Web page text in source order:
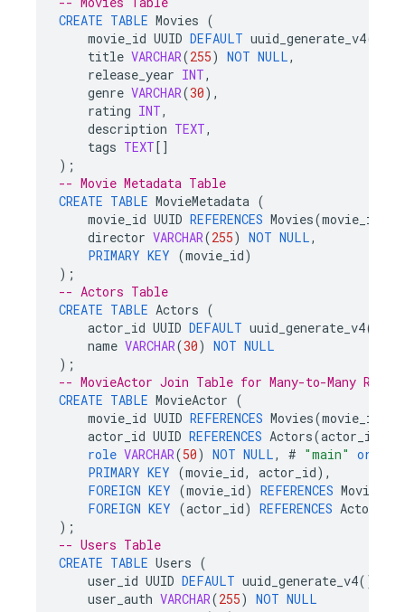
CREATE TABLE Movies (
movie_id UUID DEFAULT uuid_generate_v4()
title VARCHAR(255) NOT NULL,
release_year INT,
genre VARCHAR(30),
rating INT,
description TEXT,
tags TEXT[]
);
-- Movie Metadata Table
CREATE TABLE MovieMetadata (
movie_id UUID REFERENCES Movies(movie_id
director VARCHAR(255) NOT NULL,
PRIMARY KEY (movie_id)
);
-- Actors Table
CREATE TABLE Actors (
actor_id UUID DEFAULT uuid_generate_v4()
name VARCHAR(30) NOT NULL
);
-- MovieActor Join Table for Many-to-Many
CREATE TABLE MovieActor (
movie_id UUID REFERENCES Movies(movie_id
actor_id UUID REFERENCES Actors(actor_id
role VARCHAR(50) NOT NULL, # "main" or
PRIMARY KEY (movie_id, actor_id),
FOREIGN KEY (movie_id) REFERENCES Movies
FOREIGN KEY (actor_id) REFERENCES Actors
);
-- Users Table
CREATE TABLE Users (
user_id UUID DEFAULT uuid_generate_v4()
user_auth VARCHAR(255) NOT NULL